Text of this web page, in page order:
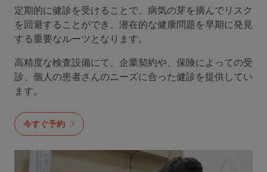
定期的に健診を受けることで、病気の芽を摘んでリスク
を回避することができ、潜在的な健康問題を早期に発見
する重要なルーツとなります。
高精度な検査設備にて、企業契約や、保険によっての受
診、個人の患者さんのニーズに合った健診を提供してい
ます。
今すぐ予約